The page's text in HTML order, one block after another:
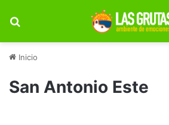
Inicio
San Antonio Este